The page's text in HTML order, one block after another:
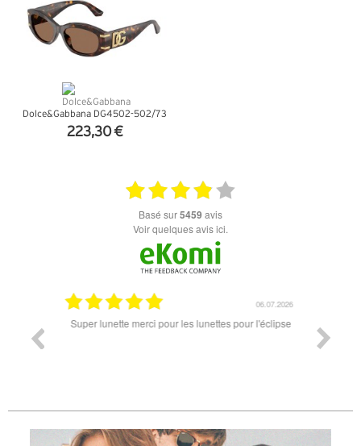
Dolce&Gabbana DG4502-502/73
223,30 €
basé sur5459 avis
Voir quelques avis ici.
06.07.2026
Super lunette merci pour les lunettes pour l'éclipse